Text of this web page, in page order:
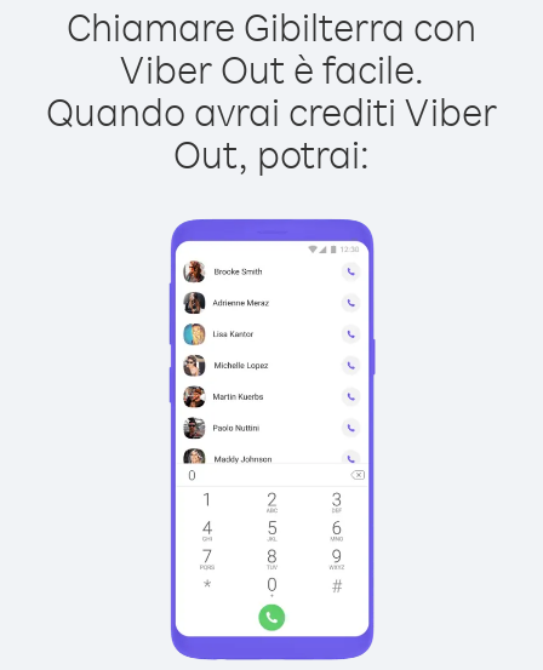
Chiamare Gibilterra con
Viber Out è facile.
Quando avrai crediti Viber
Out, potrai: